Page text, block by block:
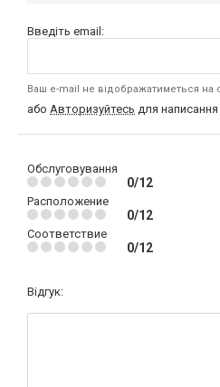
Введіть email:
Ваш e-mail не відображатиметься на
або Авторизуйтесь для написання
Обслуговування
0/12
Расположение
0/12
Соответствие
0/12
Відгук: